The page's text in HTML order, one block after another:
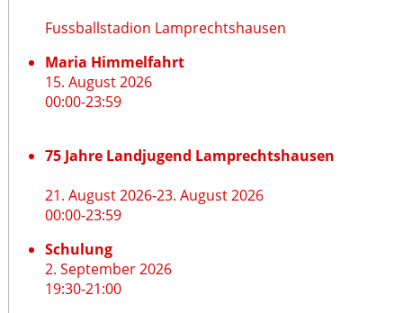
Fussballstadion Lamprechtshausen
Maria Himmelfahrt
15. August 2026
00:00-23:59
75 Jahre Landjugend Lamprechtshausen
21. August 2026-23. August 2026
00:00-23:59
Schulung
2. September 2026
19:30-21:00